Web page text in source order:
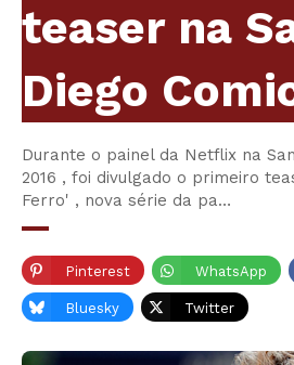
teaser na
Diego
Durante o painel da Netflix na
2016 , foi divulgado o primeiro
Ferro' , nova série da pa…
Pinterest WhatsApp
Bluesky Twitter